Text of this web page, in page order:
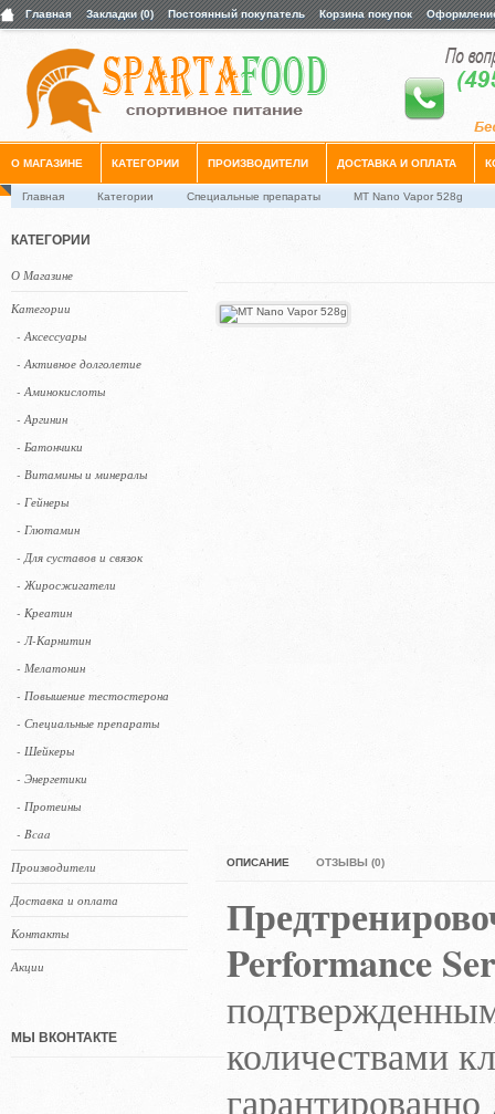
Главная Закладки (0) Постоянный покупатель Корзина покупок
О МАГАЗИНЕ КАТЕГОРИИ ПРОИЗВОДИТЕЛИ ДОСТАВКА И ОПЛАТА
Главная Категории Специальные препараты MT Nano Vapor 528g
КАТЕГОРИИ
О Магазине
Категории
- Аксессуары
- Активное долголетие
- Аминокислоты
- Аргинин
- Батончики
- Витамины и минералы
- Гейнеры
- Глютамин
- Для суставов и связок
- Жиросжигатели
- Креатин
- Л-Карнитин
- Мелатонин
- Повышение тестостерона
- Специальные препараты
- Шейкеры
- Энергетики
- Протеины
- Bcaa
Производители
Доставка и оплата
Контакты
Акции
МЫ ВКОНТАКТЕ
ОПИСАНИЕ ОТЗЫВЫ (0)
Performance
количествами